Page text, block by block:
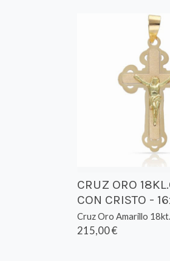
CRUZ ORO
CON CRISTO -
Cruz Oro Amarillo 18kt.
215,00 €